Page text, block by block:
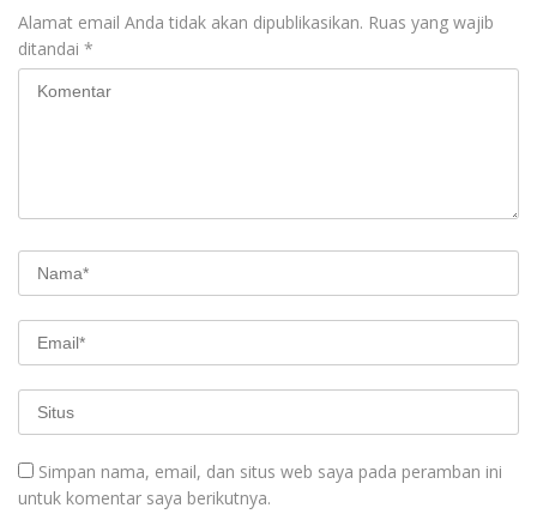
Alamat email Anda tidak akan dipublikasikan. Ruas yang wajib
ditandai *
Simpan nama, email, dan situs web saya pada peramban ini
untuk komentar saya berikutnya.